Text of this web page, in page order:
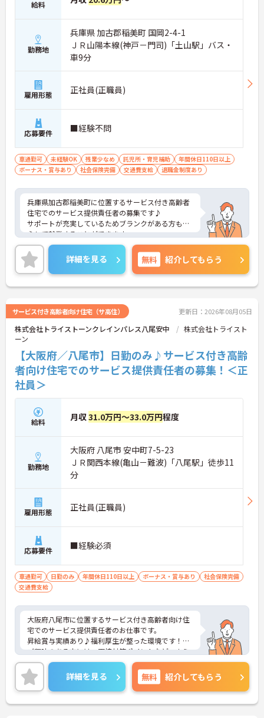
給料
勤務地
兵庫県 加古郡稲美町 国岡2-4-1
ＪＲ山陽本線(神戸－門司)「土山駅」バス・
車9分
雇用形態 正社員(正職員)
応募要件 ■経験不問
車通勤可 未経験OK 残業少なめ 託児所・育児補助
年間休日110日以上
ボーナス・賞与あり
社会保険完備 交通費支給 退職金制度あり
兵庫県加古郡稲美町に位置するサービス付き高齢者
住宅でのサービス提供責任者の募集です♪
サポートが充実しているためブランクがある方も安
心して就業することができます。
ご興味のある方には、面接対策ポイントなど、さら
に詳細をお話しいたしますのでお気軽にご相談くだ
さい！
詳細を見る 無料 紹介してもらう
サービス付き高齢者向け住宅（サ高住） 更新日：2026年08月05日
株式会社トライストーンクレインパレス八尾安中
株式会社トライスト
ーン
【大阪府／八尾市】日勤のみ♪サービス付き高齢
者向け住宅でのサービス提供責任者の募集！＜正
社員＞
給料 月収31.0万円～33.0万円程度
勤務地
大阪府 八尾市 安中町7-5-23
ＪＲ関西本線(亀山－難波)「八尾駅」徒歩11
分
雇用形態 正社員(正職員)
応募要件 ■経験必須
車通勤可 日勤のみ 年間休日110日以上 ボーナス・賞与あり
社会保険完備
交通費支給
大阪府八尾市に位置するサービス付き高齢者向け住
宅でのサービス提供責任者のお仕事です。
昇給賞与実績あり♪福利厚生が整った環境です！
ご興味のある方には、面接対策ポイントなど、さら
に詳細をお話しいたしますのでお気軽にご相談くだ
さい！
詳細を見る 無料 紹介してもらう